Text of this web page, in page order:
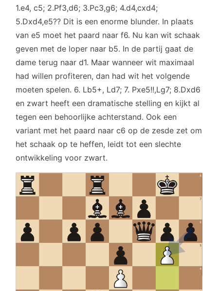
1.e4, c5; 2.Pf3,d6; 3.Pc3,g6; 4.d4,cxd4;
5.Dxd4,e5?? Dit is een enorme blunder. In plaats
van e5 moet het paard naar f6. Nu kan wit schaak
geven met de loper naar b5. In de partij gaat de
dame terug naar d1. Maar wanneer wit maximaal
had willen profiteren, dan had wit het volgende
moeten spelen. 6. Lb5+, Ld7; 7. Pxe5!!,Lg7; 8.Dxd6
en zwart heeft een dramatische stelling en kijkt al
tegen een behoorlijke achterstand. Ook een
variant met het paard naar c6 op de zesde zet om
het schaak op te heffen, leidt tot een slechte
ontwikkeling voor zwart.